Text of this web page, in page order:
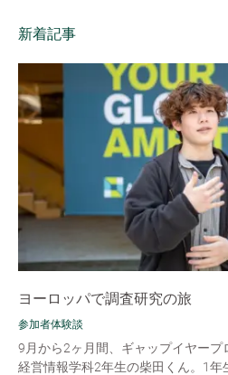
新着記事
ヨーロッパで調査研究の旅
参加者体験談
9月から2ヶ月間、ギャップイヤープ
経営情報学科2年生の柴田くん。1年